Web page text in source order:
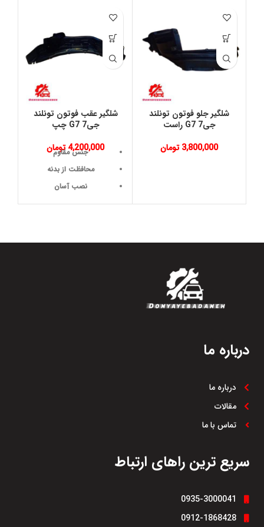
شلگير جلو فوتون تونلند
جی7 G7 راست
3,800,000 تومان
شلگير عقب فوتون تونلند
جی7 G7 چپ
4,200,000تومان
جنس مقاوم
محافظت از بدنه
نصب آسان
طراحی دقیق
درباره ما
درباره ما
مقالات
تماس با ما
سریع ترین راهای ارتباط
0935-3000041
0912-1868428